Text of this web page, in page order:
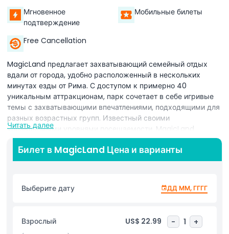
Мгновенное
подтверждение
Мобильные билеты
Free Cancellation
MagicLand предлагает захватывающий семейный отдых
вдали от города, удобно расположенный в нескольких
минутах езды от Рима. С доступом к примерно 40
уникальным аттракционам, парк сочетает в себе игривые
темы с захватывающими впечатлениями, подходящими для
разных возрастных групп. Известный своими
управляемыми уровнями посещаемости, MagicLand
позволяет максимально использовать ваше посещение без
траты времени в длинных очередях.
От фантастических миров до творческих зон,
наслаждаться погружением в атмосферу, увлекательными
представлениями и интерактивными элементами по всему
или посещение одного из многочисленных шоу, MagicLand
создаёт идеальный баланс между весельем и отдыхом.
Читать далее
Билет в MagicLand Цена и варианты
Выберите дату ДД ММ, ГГГГ
Взрослый US$ 22.99 - 1 +